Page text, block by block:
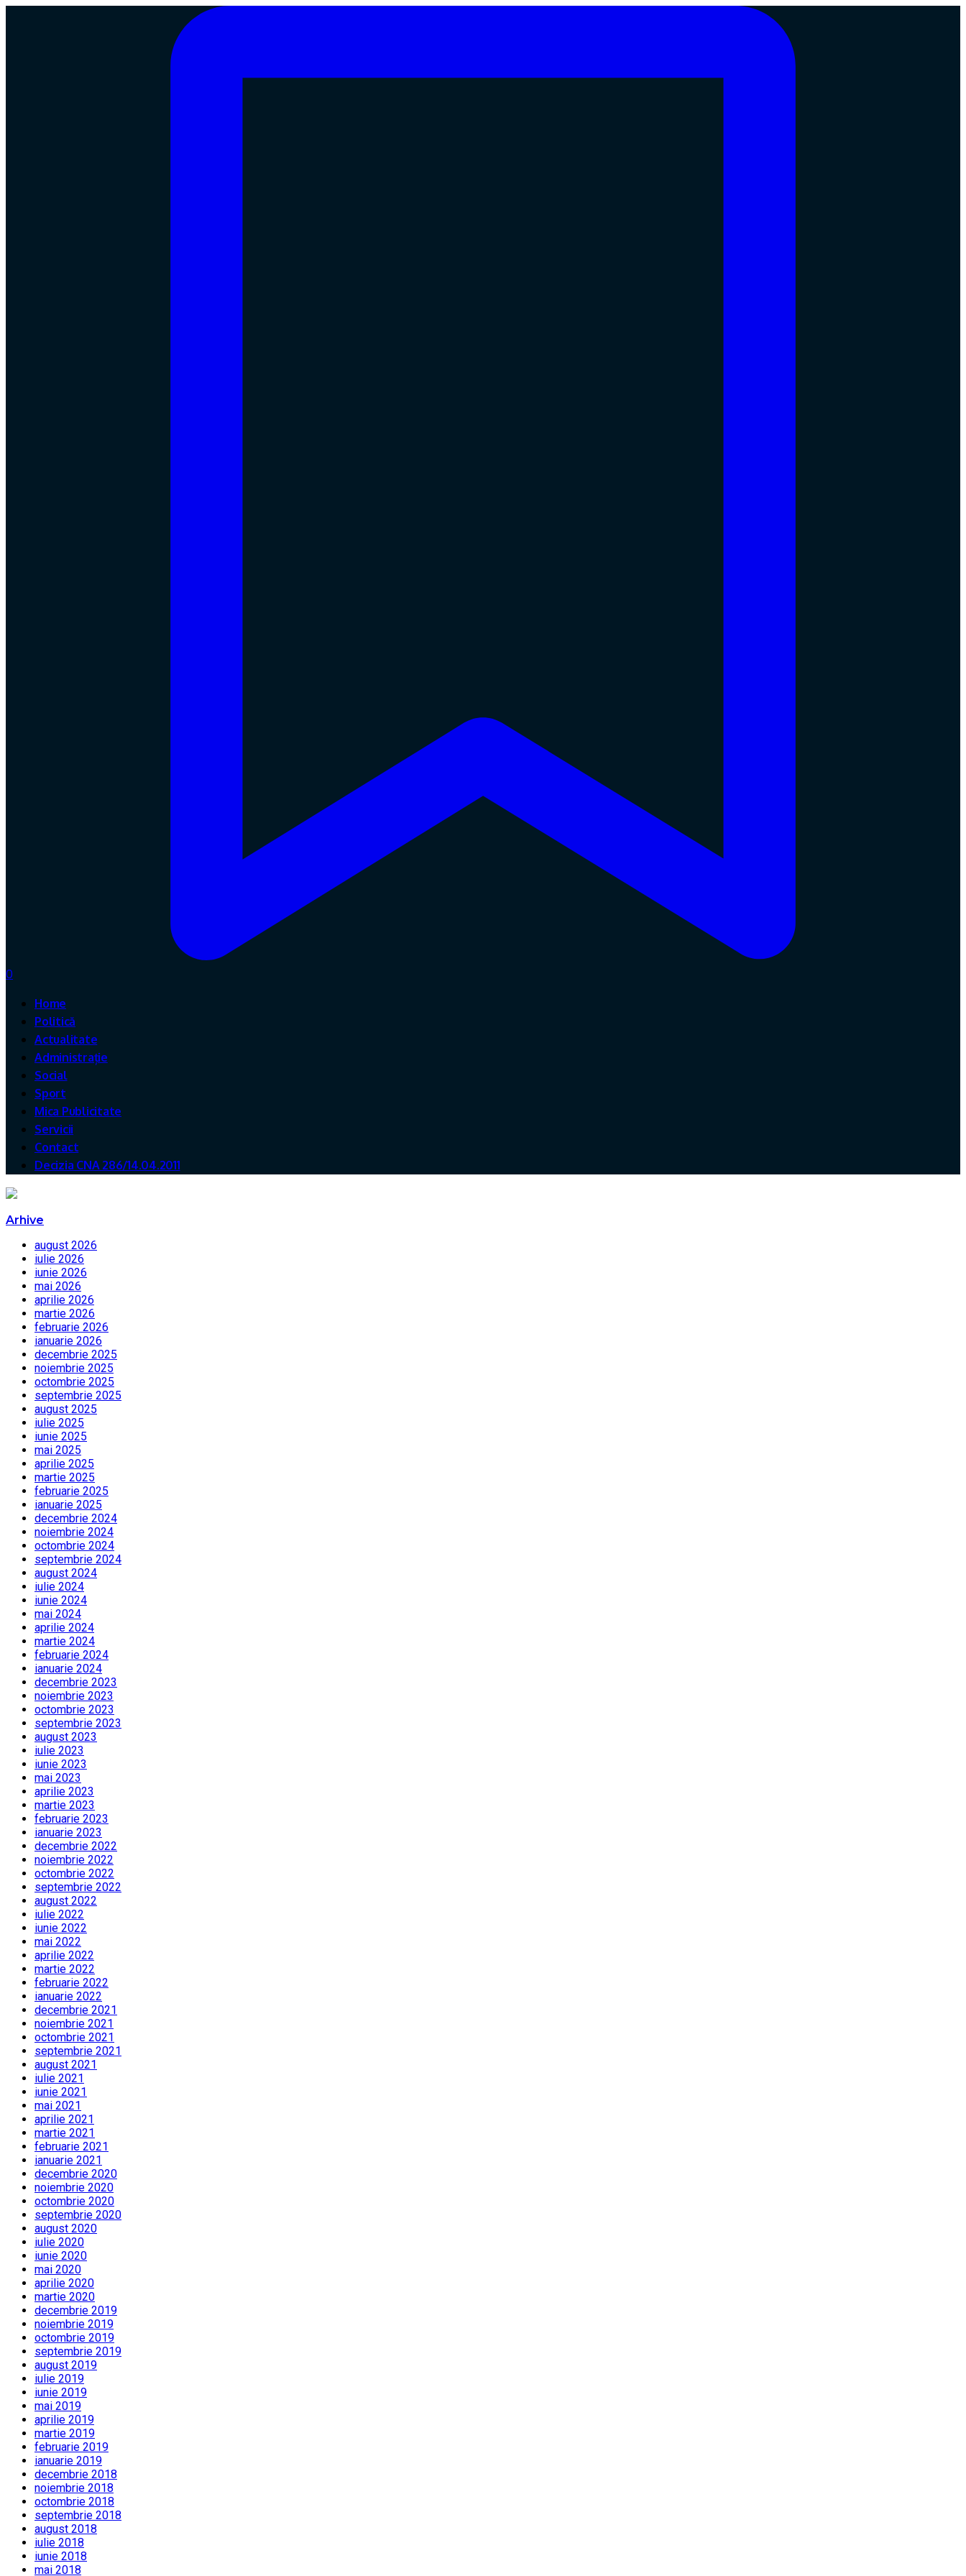
0
Home
Politică
Actualitate
Administrație
Social
Sport
Mica Publicitate
Servicii
Contact
Decizia CNA 286/14.04.2011
Arhive
august 2026
iulie 2026
iunie 2026
mai 2026
aprilie 2026
martie 2026
februarie 2026
ianuarie 2026
decembrie 2025
noiembrie 2025
octombrie 2025
septembrie 2025
august 2025
iulie 2025
iunie 2025
mai 2025
aprilie 2025
martie 2025
februarie 2025
ianuarie 2025
decembrie 2024
noiembrie 2024
octombrie 2024
septembrie 2024
august 2024
iulie 2024
iunie 2024
mai 2024
aprilie 2024
martie 2024
februarie 2024
ianuarie 2024
decembrie 2023
noiembrie 2023
octombrie 2023
septembrie 2023
august 2023
iulie 2023
iunie 2023
mai 2023
aprilie 2023
martie 2023
februarie 2023
ianuarie 2023
decembrie 2022
noiembrie 2022
octombrie 2022
septembrie 2022
august 2022
iulie 2022
iunie 2022
mai 2022
aprilie 2022
martie 2022
februarie 2022
ianuarie 2022
decembrie 2021
noiembrie 2021
octombrie 2021
septembrie 2021
august 2021
iulie 2021
iunie 2021
mai 2021
aprilie 2021
martie 2021
februarie 2021
ianuarie 2021
decembrie 2020
noiembrie 2020
octombrie 2020
septembrie 2020
august 2020
iulie 2020
iunie 2020
mai 2020
aprilie 2020
martie 2020
decembrie 2019
noiembrie 2019
octombrie 2019
septembrie 2019
august 2019
iulie 2019
iunie 2019
mai 2019
aprilie 2019
martie 2019
februarie 2019
ianuarie 2019
decembrie 2018
noiembrie 2018
octombrie 2018
septembrie 2018
august 2018
iulie 2018
iunie 2018
mai 2018